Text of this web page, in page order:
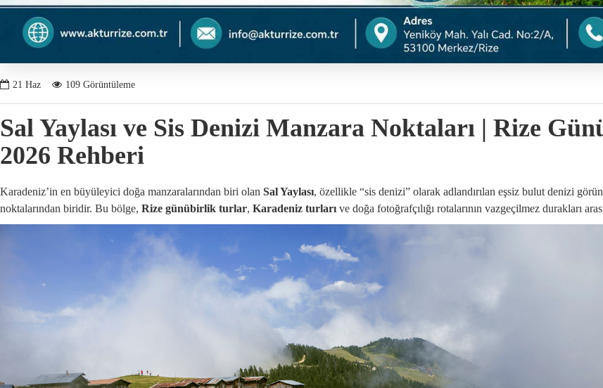
21 Haz 109 Görüntüleme
Sal Yaylası ve Sis Denizi Manzara Noktaları | Rize
2026 Rehberi
Karadeniz’in en büyüleyici doğa manzaralarından biri olan Sal Yaylası, özellikle “sis denizi” olarak adlandırılan eşsiz bulut denizi
noktalarından biridir. Bu bölge, Rize günübirlik turlar, Karadeniz turları ve doğa fotoğrafçılığı rotalarının vazgeçilmez durakları